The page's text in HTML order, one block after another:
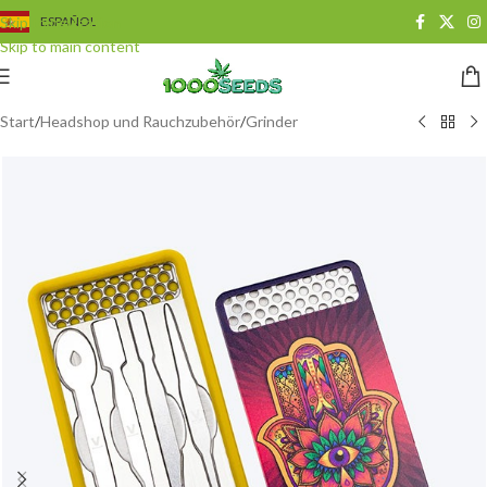
Skip to navigation
Skip to main content
ESPAÑOL
Start/Headshop und Rauchzubehör/Grinder